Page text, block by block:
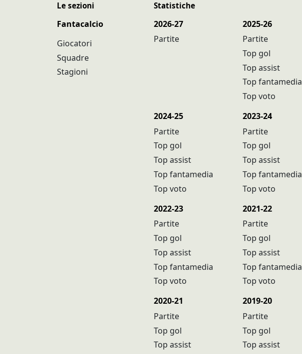
Le sezioni
Fantacalcio
Giocatori
Squadre
Stagioni
Statistiche
2026-27
Partite
2025-26
Partite
Top gol
Top assist
Top fantamedia
Top voto
2024-25
Partite
Top gol
Top assist
Top fantamedia
Top voto
2023-24
Partite
Top gol
Top assist
Top fantamedia
Top voto
2022-23
Partite
Top gol
Top assist
Top fantamedia
Top voto
2021-22
Partite
Top gol
Top assist
Top fantamedia
Top voto
2020-21
Partite
Top gol
Top assist
2019-20
Partite
Top gol
Top assist